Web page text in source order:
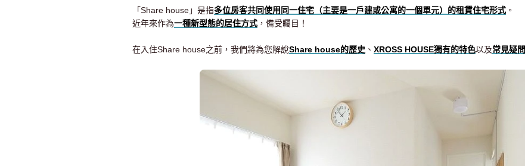
「Share house」是指多位房客共同使用同一住宅（主要是一戶建或公寓的一個單元）的租賃住宅形式 。
近年來作為一種新型態的居住方式 ，備受矚目！
在入住Share house之前，我們將為您解說Share house的歷史 、 XROSS HOUSE獨有的特色以及常見疑問